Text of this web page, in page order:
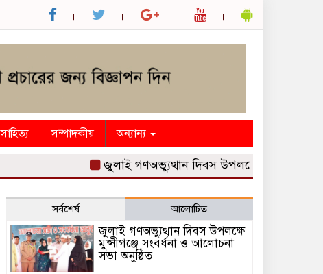
সাহিত্য সম্পাদকীয় অন্যান্য
জুলাই গণঅভ্যুত্থান দিবস উপলক্ষে মুন্সীগঞ্জে সংবর্ধনা
সর্বশের্ষ আলোচিত
জুলাই গণঅভ্যুত্থান দিবস উপলক্ষে
মুন্সীগঞ্জে সংবর্ধনা ও আলোচনা
সভা অনুষ্ঠিত